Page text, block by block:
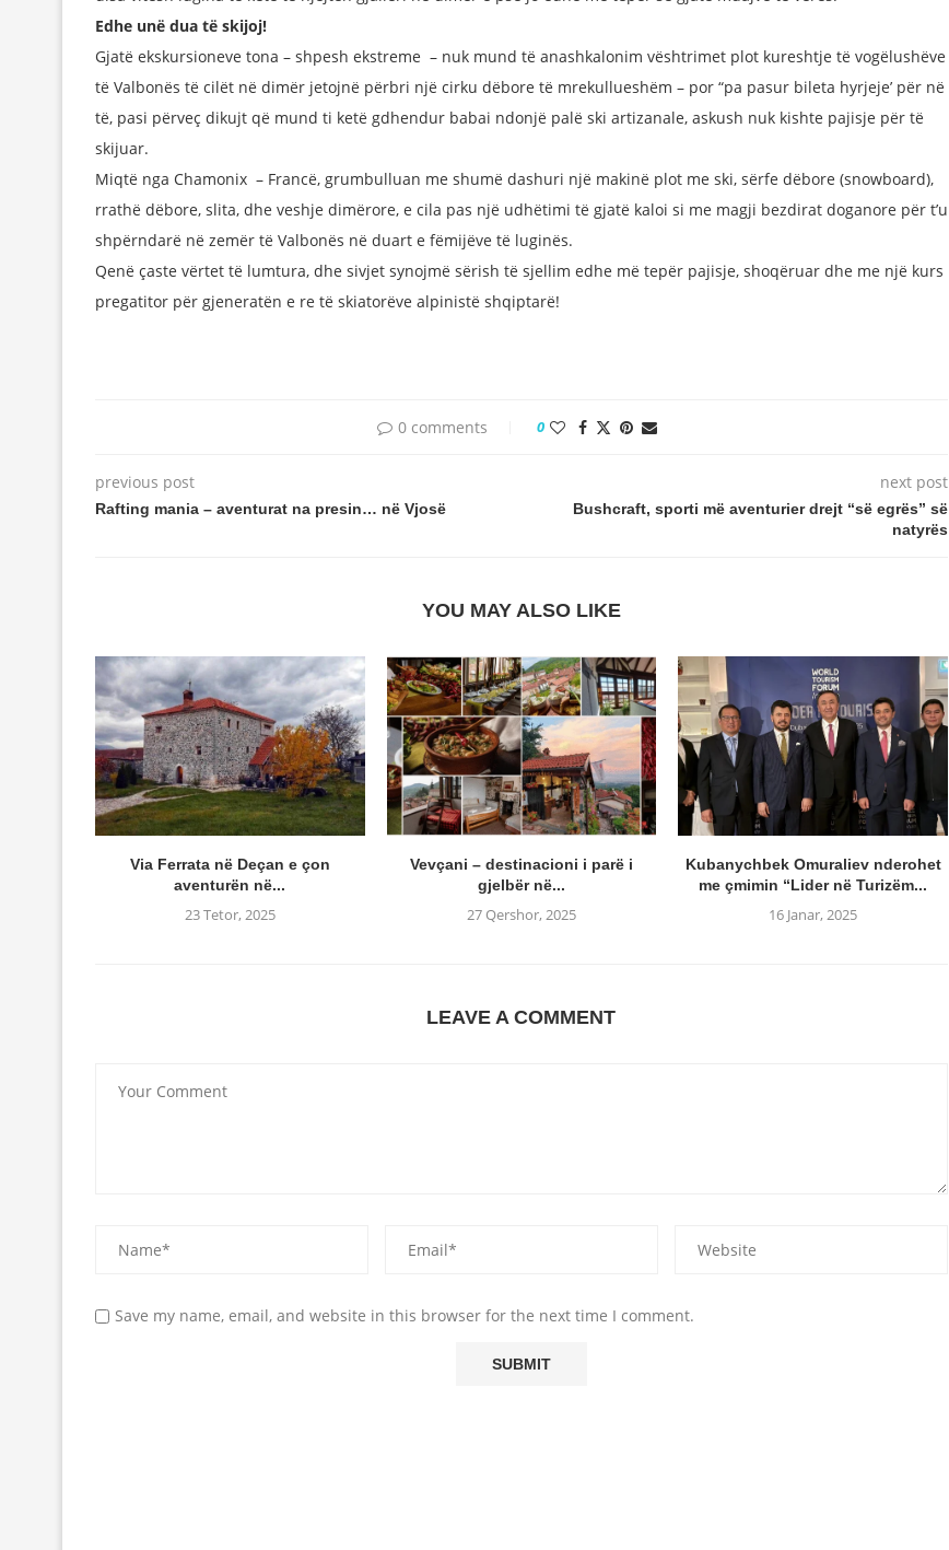
Edhe unë dua të skijoj!
Gjatë ekskursioneve tona – shpesh ekstreme – nuk mund të anashkalonim vështrimet plot kureshtje të vogëlushëve
të Valbonës të cilët në dimër jetojnë përbri një cirku dëbore të mrekullueshëm – por “pa pasur bileta hyrjeje’ për në
të, pasi përveç dikujt që mund ti ketë gdhendur babai ndonjë palë ski artizanale, askush nuk kishte pajisje për të
skijuar.
Miqtë nga Chamonix – Francë, grumbulluan me shumë dashuri një makinë plot me ski, sërfe dëbore (snowboard),
rrathë dëbore, slita, dhe veshje dimërore, e cila pas një udhëtimi të gjatë kaloi si me magji bezdirat doganore për t’u
shpërndarë në zemër të Valbonës në duart e fëmijëve të luginës.
Qenë çaste vërtet të lumtura, dhe sivjet synojmë sërish të sjellim edhe më tepër pajisje, shoqëruar dhe me një kurs
pregatitor për gjeneratën e re të skiatorëve alpinistë shqiptarë!
0 comments 0
previous post
Rafting mania – aventurat na presin… në Vjosë
next post
Bushcraft, sporti më aventurier drejt “së egrës” së
natyrës
YOU MAY ALSO LIKE
Via Ferrata në Deçan e çon
aventurën në...
23 Tetor, 2025
Vevçani – destinacioni i parë i
gjelbër në...
27 Qershor, 2025
Kubanychbek Omuraliev nderohet
me çmimin “Lider në Turizëm...
16 Janar, 2025
LEAVE A COMMENT
Save my name, email, and website in this browser for the next time I comment.